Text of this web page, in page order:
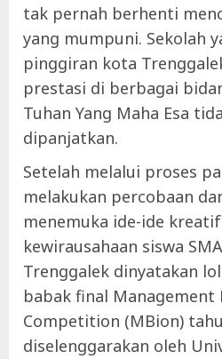
tak pernah berhenti
yang mumpuni. Sekolah
pinggiran kota
prestasi di berbagai
Tuhan Yang Maha Esa
dipanjatkan.
Setelah melalui proses
melakukan percobaan
menemuka ide-ide
kewirausahaan siswa
Trenggalek dinyatakan
babak final Management
Competition (MBion)
diselenggarakan oleh